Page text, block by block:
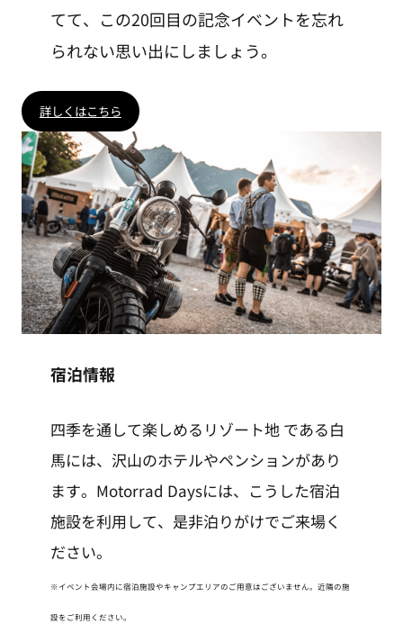
てて、この20回目の記念イベントを忘れ
られない思い出にしましょう。
詳しくはこちら
宿泊情報
四季を通して楽しめるリゾート地 である白
馬には、沢山のホテルやペンションがあり
ます。Motorrad Daysには、こうした宿泊
施設を利用して、是非泊りがけでご来場く
ださい。
※イベント会場内に宿泊施設やキャンプエリアのご用意はございません。近隣の施
設をご利用ください。